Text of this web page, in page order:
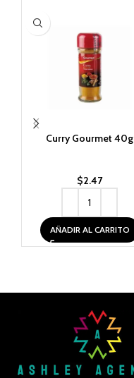
Curry Gourmet 40g
$2.47
AÑADIR AL CARRITO